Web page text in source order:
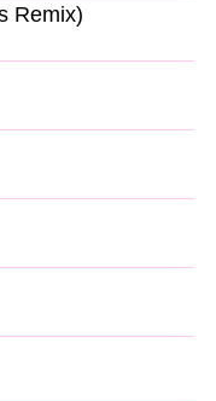
Remix)